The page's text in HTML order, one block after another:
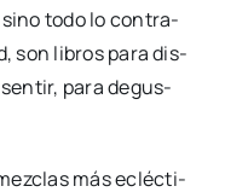
sino todo lo con­tra­
son libros para dis­
para degus­
más ecléc­ti­